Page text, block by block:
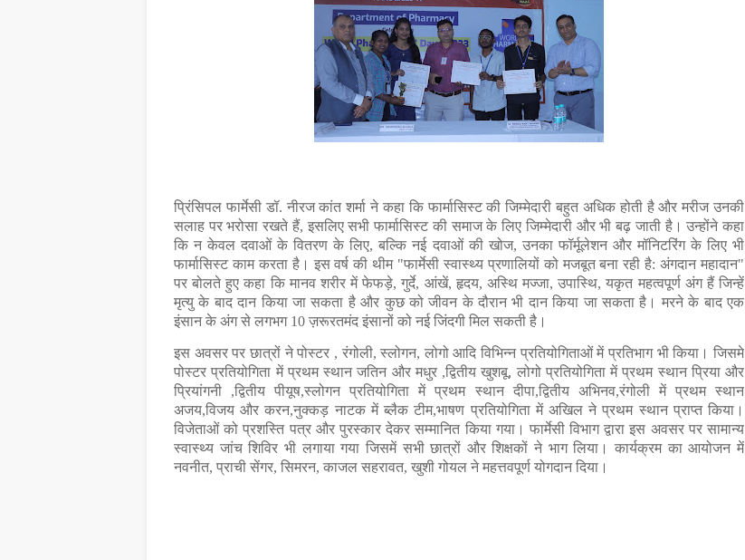
प्रिंसिपल फार्मेसी डॉ. नीरज कांत शर्मा ने कहा कि फार्मासिस्ट की जिम्मेदारी बहुत अधिक होती है और मरीज उनकी
सलाह पर भरोसा रखते हैं, इसलिए सभी फार्मासिस्ट की समाज के लिए जिम्मेदारी और भी बढ़ जाती है। उन्होंने कहा
कि न केवल दवाओं के वितरण के लिए, बल्कि नई दवाओं की खोज, उनका फॉर्मूलेशन और मॉनिटरिंग के लिए भी
फार्मासिस्ट काम करता है। इस वर्ष की थीम "फार्मेसी स्वास्थ्य प्रणालियों को मजबूत बना रही है: अंगदान महादान"
पर बोलते हुए कहा कि मानव शरीर में फेफड़े, गुर्दे, आंखें, हृदय, अस्थि मज्जा, उपास्थि, यकृत महत्वपूर्ण अंग हैं जिन्हें
मृत्यु के बाद दान किया जा सकता है और कुछ को जीवन के दौरान भी दान किया जा सकता है। मरने के बाद एक
इंसान के अंग से लगभग 10 ज़रूरतमंद इंसानों को नई जिंदगी मिल सकती है।
इस अवसर पर छात्रों ने पोस्टर , रंगोली, स्लोगन, लोगो आदि विभिन्न प्रतियोगिताओं में प्रतिभाग भी किया। जिसमे
पोस्टर प्रतियोगिता में प्रथम स्थान जतिन और मधुर ,द्वितीय खुशबू, लोगो प्रतियोगिता में प्रथम स्थान प्रिया और
प्रियांगनी ,द्वितीय पीयूष,स्लोगन प्रतियोगिता में प्रथम स्थान दीपा,द्वितीय अभिनव,रंगोली में प्रथम स्थान
अजय,विजय और करन,नुक्कड़ नाटक में ब्लैक टीम,भाषण प्रतियोगिता में अखिल ने प्रथम स्थान प्राप्त किया।
विजेताओं को प्रशस्ति पत्र और पुरस्कार देकर सम्मानित किया गया। फार्मेसी विभाग द्वारा इस अवसर पर सामान्य
स्वास्थ्य जांच शिविर भी लगाया गया जिसमें सभी छात्रों और शिक्षकों ने भाग लिया। कार्यक्रम का आयोजन में
नवनीत, प्राची सेंगर, सिमरन, काजल सहरावत, खुशी गोयल ने महत्तवपूर्ण योगदान दिया।